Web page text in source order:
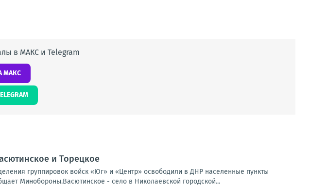
в МАКС и Telegram
МАКС
и Торецкое
группировок войск «Юг» и «Центр» освободили в ДНР населенные пункты
Минобороны.Васютинское - село в Николаевской городской...